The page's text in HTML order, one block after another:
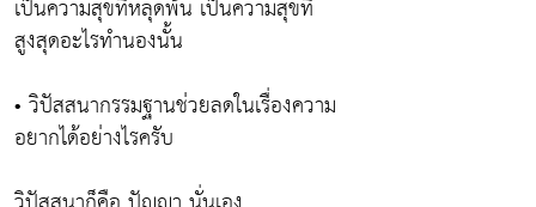
เป็นความสุขที่หลุดพ้น เป็นความสุขที่
สูงสุดอะไรทำนองนั้น
• วิปัสสนากรรมฐานช่วยลดในเรื่องความ
อยากได้อย่างไรครับ